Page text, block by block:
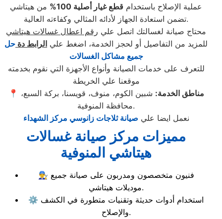
عملية الإصلاح باستخدام قطع غيار أصلية 100 % من هيتاشي
تضمن استعادة الجهاز لأدائه المثالي وكفاءته العالية.
محتاج صيانة لغسالتك اتصل علي رقم اعطال غسالات هيتاشي
للمزيد من التفاصيل أو لحجز الخدمة، اضغط علي الرابط دة حل
جميع مشاكل الغسالات
للتعرف على خدمات الصيانة وأنواع الأجهزة التي نقوم بخدمته
موقعنا علي الخريطة
📍
مناطق الخدمة: شبين الكوم، منوف، قويسنا، بركة السبع،
محافظة المنوفية.
نعمل ايضا علي صيانة ثلاجات زانوسي مركز الشهداء
مميزات مركز صيانة غسالات
هيتاشي المنوفية
👨‍🔧 فنيون متخصصون ومدربون على صيانة جميع
موديلات هيتاشي.
⚙️ استخدام أدوات حديثة وتقنيات متطورة في الكشف
والإصلاح.